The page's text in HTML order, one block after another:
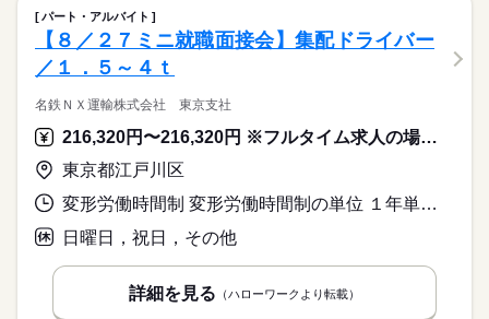
パート・アルバイト
【８／２７ミニ就職面接会】集配ドライバー
／１．５～４ｔ
名鉄ＮＸ運輸株式会社 東京支社
216,320円〜216,320円 ※フルタイム求人の場合は月額（換算額）、パート求人の場合は時間額を表示しています。
東京都江戸川区
変形労働時間制 変形労働時間制の単位 １年単位 就業時間１ 8時00分〜17時00分
日曜日，祝日，その他
詳細を見る （ハローワークより転載）